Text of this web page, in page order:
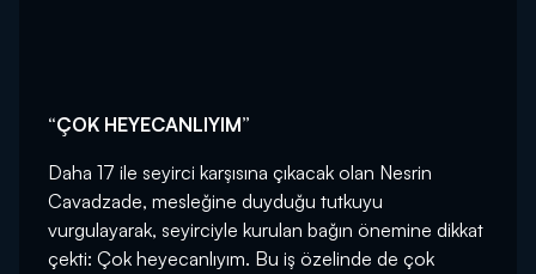
“ÇOK HEYECANLIYIM”
Daha 17 ile seyirci karşısına çıkacak olan Nesrin
Cavadzade, mesleğine duyduğu tutkuyu
vurgulayarak, seyirciyle kurulan bağın önemine dikkat
çekti: Çok heyecanlıyım. Bu iş özelinde de çok